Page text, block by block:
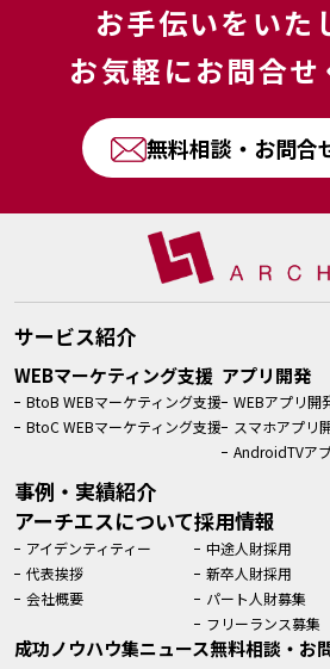
お手伝いをいた
お気軽にお問合せ
無料相談・お問合
サービス紹介
WEBマーケティング支援
BtoB WEBマーケティング支援
BtoC WEBマーケティング支援
アプリ開発
WEBアプリ開
スマホアプリ
AndroidTVア
事例・実績紹介
アーチエスについて
アイデンティティー
代表挨拶
会社概要
採用情報
中途人財採用
新卒人財採用
パート人財募集
フリーランス募集
成功ノウハウ集ニュース無料相談・お